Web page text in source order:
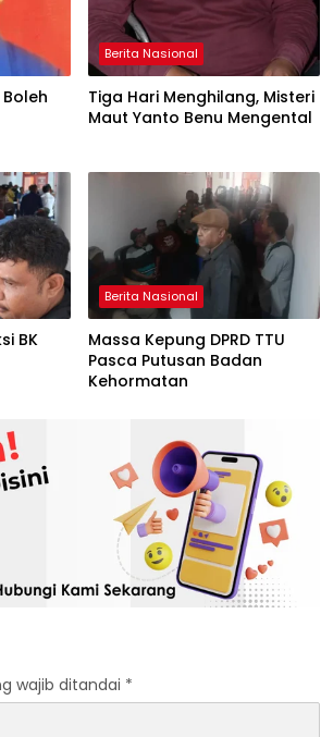
Berita Nasional
Tiga Hari Menghilang, Misteri
Maut Yanto Benu Mengental
BK
Berita Nasional
Massa Kepung DPRD TTU
Pasca Putusan Badan
Kehormatan
wajib ditandai *